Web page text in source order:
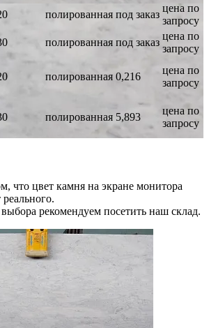
полированная под заказ
цена по
запросу
полированная под заказ
цена по
запросу
полированная 0,216
цена по
запросу
полированная 5,893
цена по
запросу
что цвет камня на экране монитора
рекомендуем посетить наш склад.